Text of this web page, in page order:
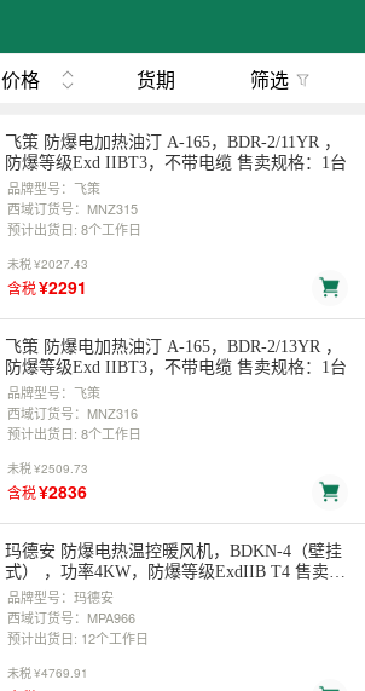
价格 货期 筛选
飞策 防爆电加热油汀 A-165，BDR-2/11YR ，
防爆等级Exd IIBT3，不带电缆 售卖规格：1台
品牌型号：飞策
西域订货号：MNZ315
预计出货日: 8个工作日
未税¥2027.43
含税¥2291
飞策 防爆电加热油汀 A-165，BDR-2/13YR ，
防爆等级Exd IIBT3，不带电缆 售卖规格：1台
品牌型号：飞策
西域订货号：MNZ316
预计出货日: 8个工作日
未税¥2509.73
含税¥2836
玛德安 防爆电热温控暖风机，BDKN-4（壁挂
式） ，功率4KW，防爆等级ExdIIB T4 售卖规
格：1台
品牌型号：玛德安
西域订货号：MPA966
预计出货日: 12个工作日
未税¥4769.91